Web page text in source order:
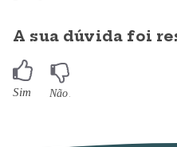
A sua dúvida foi